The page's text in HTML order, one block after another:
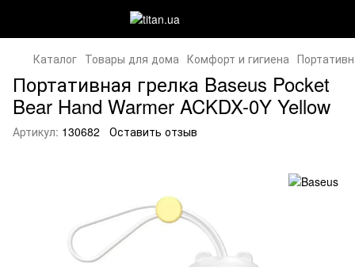
Каталог Товары для дома Комфорт и гигиена
Портативная грелка Baseus Pocket
Bear Hand Warmer ACKDX-0Y Yellow
Артикул: 130682 Оставить отзыв